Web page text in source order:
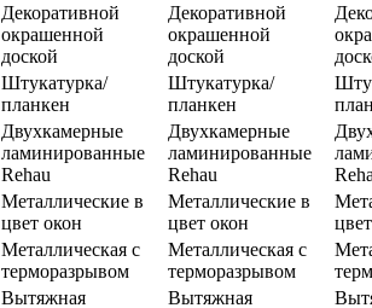
Декоративной
окрашенной
доской
Декоративной
окрашенной
доской
Штукатурка/
планкен
Штукатурка/
планкен
Двухкамерные
ламинированные
Rehau
Двухкамерные
ламинированные
Rehau
Металлические в
цвет окон
Металлические в
цвет окон
Металлическая с
терморазрывом
Металлическая с
терморазрывом
Вытяжная Вытяжная